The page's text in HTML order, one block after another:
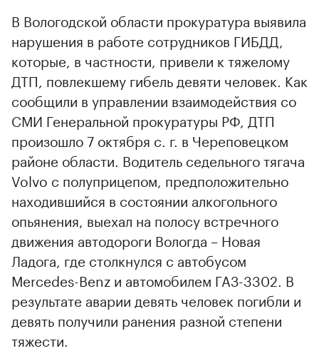
В Вологодской области прокуратура выявила
нарушения в работе сотрудников ГИБДД,
которые, в частности, привели к тяжелому
ДТП, повлекшему гибель девяти человек. Как
сообщили в управлении взаимодействия со
СМИ Генеральной прокуратуры РФ, ДТП
произошло 7 октября с. г. в Череповецком
районе области. Водитель седельного тягача
Volvo с полуприцепом, предположительно
находившийся в состоянии алкогольного
опьянения, выехал на полосу встречного
движения автодороги Вологда – Новая
Ладога, где столкнулся с автобусом
Mercedes-Benz и автомобилем ГАЗ-3302. В
результате аварии девять человек погибли и
девять получили ранения разной степени
тяжести.